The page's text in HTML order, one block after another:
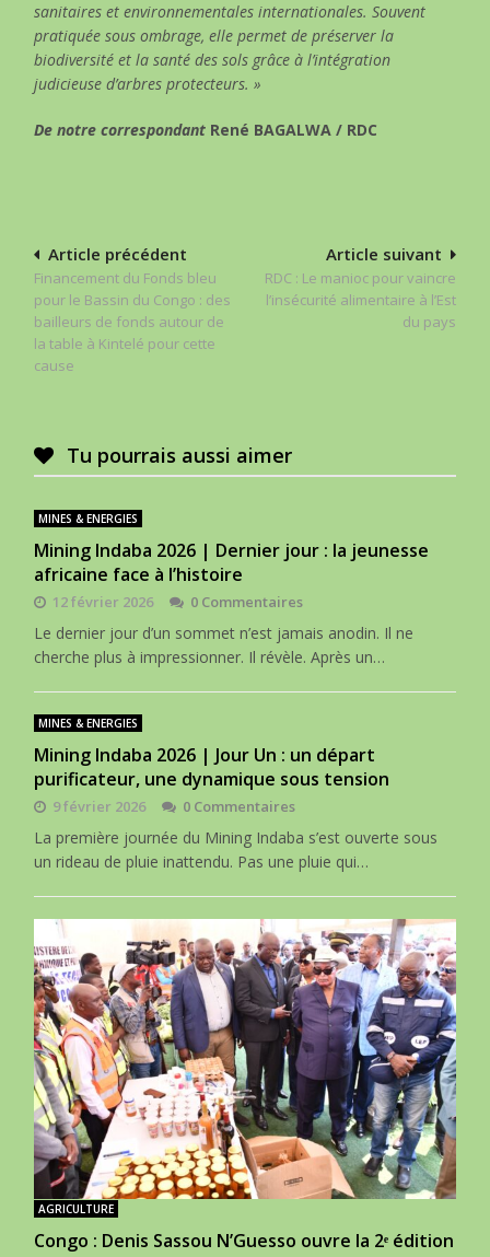
sanitaires et environnementales internationales. Souvent
pratiquée sous ombrage, elle permet de préserver la
biodiversité et la santé des sols grâce à l’intégration
judicieuse d’arbres protecteurs. »
De notre correspondant René BAGALWA / RDC
Navigation
de
l’article
Article suivant
RDC : Le manioc pour vaincre
l’insécurité alimentaire à l’Est
du pays
Article précédent
Financement du Fonds bleu
pour le Bassin du Congo : des
bailleurs de fonds autour de
la table à Kintelé pour cette
cause
Tu pourrais aussi aimer
MINES & ENERGIES
Mining Indaba 2026 | Dernier jour : la jeunesse
africaine face à l’histoire
12 février 2026 0 Commentaires
Le dernier jour d’un sommet n’est jamais anodin. Il ne
cherche plus à impressionner. Il révèle. Après un…
MINES & ENERGIES
Mining Indaba 2026 | Jour Un : un départ
purificateur, une dynamique sous tension
9 février 2026 0 Commentaires
La première journée du Mining Indaba s’est ouverte sous
un rideau de pluie inattendu. Pas une pluie qui…
AGRICULTURE
Congo : Denis Sassou N’Guesso ouvre la 2ᵉ édition